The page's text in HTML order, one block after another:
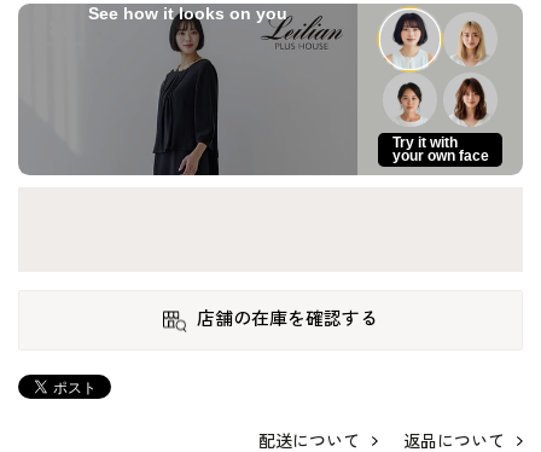
See how it looks on you
Try it with
your own face
店舗の在庫を確認する
配送について
返品について